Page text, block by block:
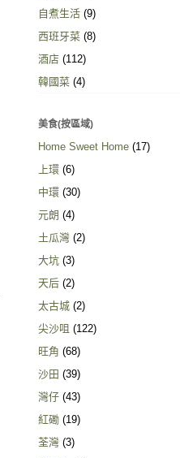
自煮生活 (9)
西班牙菜 (8)
酒店 (112)
韓國菜 (4)
美食(按區域)
Home Sweet Home (17)
上環 (6)
中環 (30)
元朗 (4)
土瓜灣 (2)
大坑 (3)
天后 (2)
太古城 (2)
尖沙咀 (122)
旺角 (68)
沙田 (39)
灣仔 (43)
紅磡 (19)
荃灣 (3)